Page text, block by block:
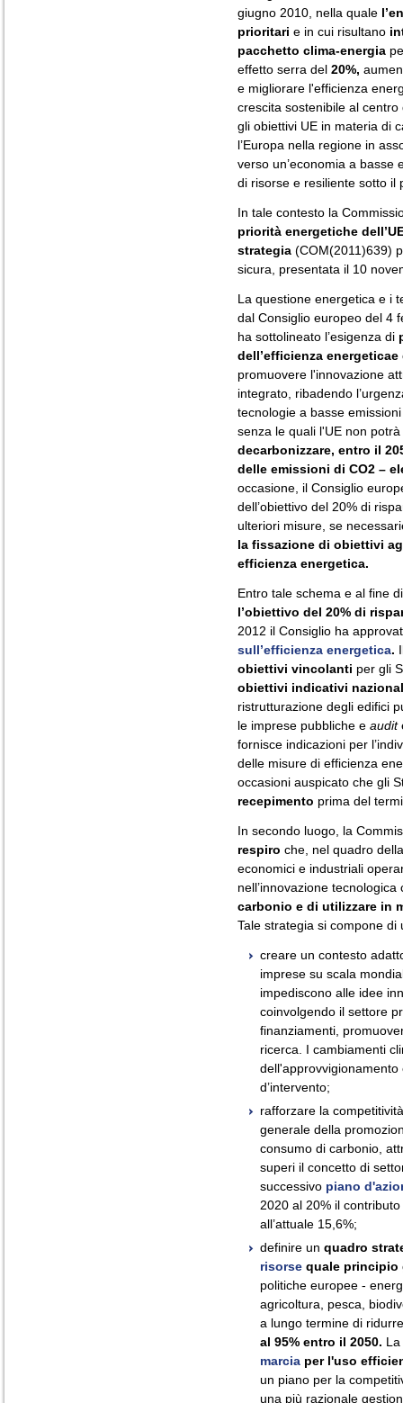
giugno 2010, nella quale
prioritari e in cui risultano
pacchetto clima-energia
effetto serra del 20%,
e migliorare l'efficienza
crescita sostenibile al
gli obiettivi UE in materia di
l’Europa nella regione in
verso un’economia a basse
di risorse e resiliente sotto il
In tale contesto la
priorità energetiche
strategia (COM(2011)639)
sicura, presentata il 10
La questione energetica e i
dal Consiglio europeo del 4
ha sottolineato l’esigenza di
dell’efficienza
promuovere l'innovazione
integrato, ribadendo
tecnologie a basse
senza le quali l'UE non
decarbonizzare, entro il
delle emissioni di CO2 –
occasione, il Consiglio
dell’obiettivo del 20% di
ulteriori misure, se
la fissazione di obiettivi
efficienza energetica.
Entro tale schema e al fine
l’obiettivo del 20% di
2012 il Consiglio ha
sull’efficienza energetica.
obiettivi vincolanti per gli
obiettivi indicativi
ristrutturazione degli edifici
le imprese pubbliche e audit
fornisce indicazioni per
delle misure di efficienza
occasioni auspicato che gli
recepimento prima del
In secondo luogo, la
respiro che, nel quadro
economici e industriali
nell’innovazione tecnologica
carbonio e di utilizzare in
Tale strategia si compone
creare un contesto
imprese su scala
impediscono alle idee
coinvolgendo il settore
finanziamenti,
ricerca. I cambiamenti
d’intervento;
rafforzare la competitività
generale della
consumo di carbonio,
superi il concetto di
successivo piano
2020 al 20% il contributo
all’attuale 15,6%;
definire un quadro
risorse quale principio
politiche europee -
agricoltura, pesca,
a lungo termine di
al 95% entro il 2050.
marcia per l'uso
un piano per la
una più razionale